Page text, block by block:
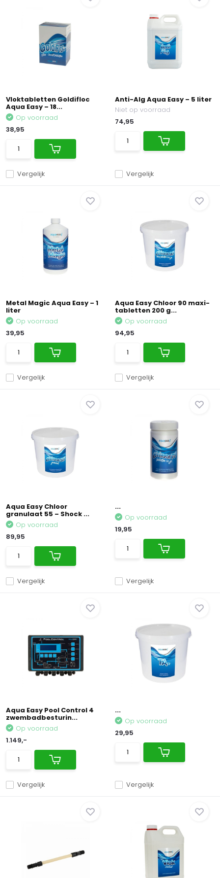
Vloktabletten Goldifloc
Aqua Easy – 18...
Vergelijk
Op voorraad
38,95
Anti-Alg Aqua Easy – 5 liter
Vergelijk
Niet op voorraad
74,95
Metal Magic Aqua Easy – 1
liter
Vergelijk
Op voorraad
39,95
Aqua Easy Chloor 90 maxi-
tabletten 200 g...
Vergelijk
Op voorraad
94,95
Aqua Easy Chloor
granulaat 55 – Shock ...
Vergelijk
Op voorraad
89,95
...
Vergelijk
Op voorraad
19,95
Aqua Easy Pool Control 4
zwembadbesturin...
Vergelijk
Op voorraad
1.149,-
...
Vergelijk
Op voorraad
29,95